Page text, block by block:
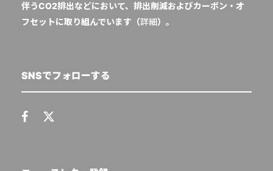
伴うCO2排出などにおいて、排出削減およびカーボン・オ
フセットに取り組んでいます（詳細）。
SNSでフォローする